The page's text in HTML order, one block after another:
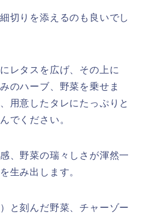
切りを添えるのも良いでし
レタスを広げ、その上に
のハーブ、野菜を乗せま
用意したタレにたっぷりと
でください。
、野菜の瑞々しさが渾然一
生み出します。
と刻んだ野菜、チャーゾー